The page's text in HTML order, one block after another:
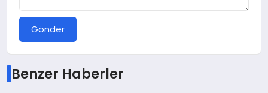
Gönder
Benzer Haberler